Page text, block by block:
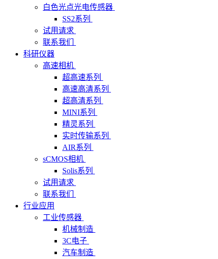
白色光点光电传感器
SS2系列
试用请求
联系我们
科研仪器
高速相机
超高速系列
高速高清系列
超高清系列
MINI系列
精灵系列
实时传输系列
AIR系列
sCMOS相机
Solis系列
试用请求
联系我们
行业应用
工业传感器
机械制造
3C电子
汽车制造